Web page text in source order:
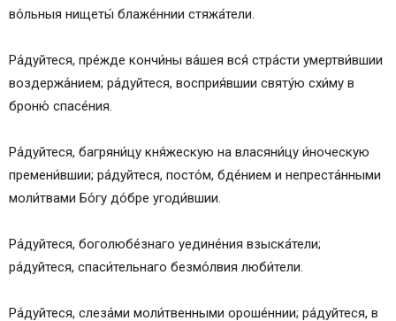
во́льныя нищеты́ блаже́ннии стяжа́тели.
Ра́дуйтеся, пре́жде кончи́ны ва́шея вся́ стра́сти умертви́вшии
воздержа́нием; ра́дуйтеся, восприя́вшии святу́ю схи́му в
броню́ спасе́ния.
Ра́дуйтеся, багряни́цу кня́жескую на власяни́цу и́ноческую
премени́вшии; ра́дуйтеся, посто́м, бде́нием и непреста́нными
моли́твами Бо́гу до́бре угоди́вшии.
Ра́дуйтеся, боголюбе́знаго уедине́ния взыска́тели;
ра́дуйтеся, спаси́тельнаго безмо́лвия люби́тели.
Ра́дуйтеся, слеза́ми моли́твенными ороше́ннии; ра́дуйтеся, в